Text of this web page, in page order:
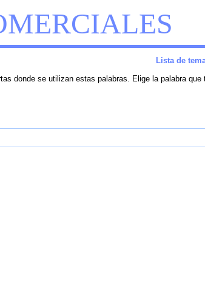
Lista de
donde se utilizan estas palabras. Elige la palabra que